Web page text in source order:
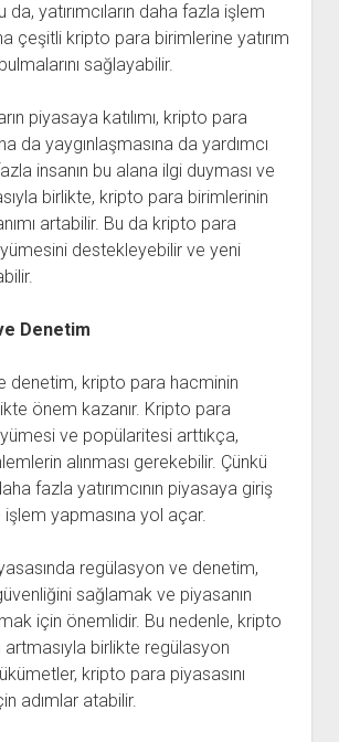
da, yatırımcıların daha fazla işlem
çeşitli kripto para birimlerine yatırım
sağlayabilir.
piyasaya katılımı, kripto para
da yaygınlaşmasına da yardımcı
insanın bu alana ilgi duyması ve
birlikte, kripto para birimlerinin
artabilir. Bu da kripto para
destekleyebilir ve yeni
Denetim
denetim, kripto para hacminin
önem kazanır. Kripto para
ve popülaritesi arttıkça,
alınması gerekebilir. Çünkü
fazla yatırımcının piyasaya giriş
işlem yapmasına yol açar.
regülasyon ve denetim,
güvenliğini sağlamak ve piyasanın
için önemlidir. Bu nedenle, kripto
birlikte regülasyon
kripto para piyasasını
adımlar atabilir.